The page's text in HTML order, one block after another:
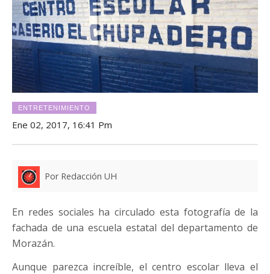
ENTRETENIMIENTO
Ene 02, 2017, 16:41 Pm
Por Redacción UH
En redes sociales ha circulado esta fotografía de la
fachada de una escuela estatal del departamento de
Morazán.
Aunque parezca increíble, el centro escolar lleva el